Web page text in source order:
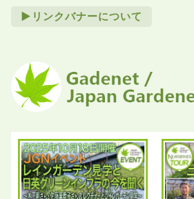
►リンクバナーについて